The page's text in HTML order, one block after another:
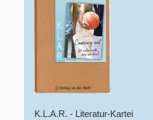
K.L.A.R. - Literatur-Kartei